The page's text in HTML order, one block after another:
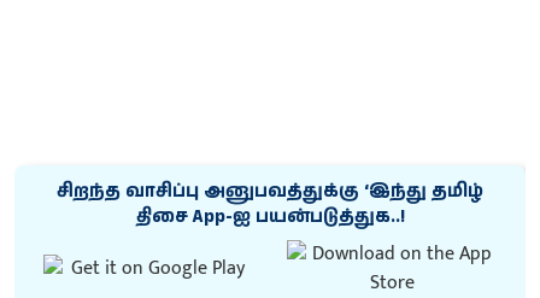
சிறந்த வாசிப்பு அனுபவத்துக்கு ‘இந்து தமிழ்
திசை App-ஐ பயன்படுத்துக..!